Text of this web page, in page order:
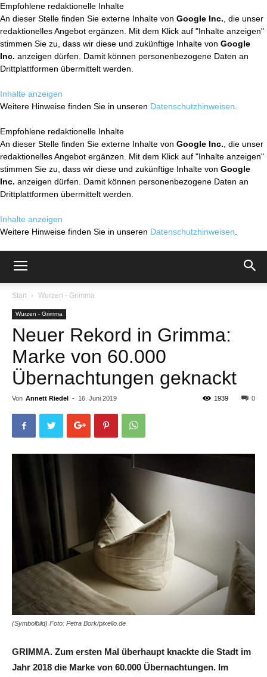
Empfohlene redaktionelle Inhalte
An dieser Stelle finden Sie externe Inhalte von Google Inc. , die unser
redaktionelles Angebot ergänzen. Mit dem Klick auf "Inhalte anzeigen"
stimmen Sie zu, dass wir diese und zukünftige Inhalte von Google
Inc. anzeigen dürfen. Damit können personenbezogene Daten an
Drittplattformen übermittelt werden.
Inhalte anzeigen
Weitere Hinweise finden Sie in unseren Datenschutzhinweisen
Empfohlene redaktionelle Inhalte
An dieser Stelle finden Sie externe Inhalte von Google Inc. , die unser
redaktionelles Angebot ergänzen. Mit dem Klick auf "Inhalte anzeigen"
stimmen Sie zu, dass wir diese und zukünftige Inhalte von Google
Inc. anzeigen dürfen. Damit können personenbezogene Daten an
Drittplattformen übermittelt werden.
Inhalte anzeigen
Weitere Hinweise finden Sie in unseren Datenschutzhinweisen
Start Wurzen - Grimma
Wurzen - Grimma
Neuer Rekord in Grimma:
Marke von 60.000
Übernachtungen geknackt
Von Annett Riedel - 16. Juni 2019 0
1939
(Symbolbild) Foto: Petra Bork/pixelio.de
GRIMMA. Zum ersten Mal überhaupt knackte die Stadt im
Jahr 2018 die Marke von 60.000 Übernachtungen. Im